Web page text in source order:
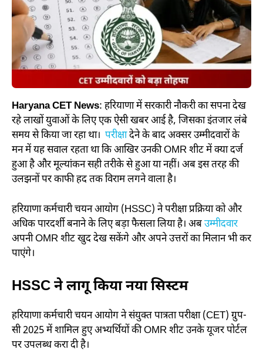
Haryana CET News: हरियाणा में सरकारी नौकरी का सपना देख
रहे लाखों युवाओं के लिए एक ऐसी खबर आई है, जिसका इंतजार लंबे
समय से किया जा रहा था। परीक्षादेने के बाद अक्सर उम्मीदवारों के
मन में यह सवाल रहता था कि आखिर उनकी OMR शीट में क्या दर्ज
हुआ है और मूल्यांकन सही तरीके से हुआ या नहीं। अब इस तरह की
उलझनों पर काफी हद तक विराम लगने वाला है।
हरियाणा कर्मचारी चयन आयोग (HSSC) ने परीक्षा प्रक्रिया को और
अधिक पारदर्शी बनाने के लिए बड़ा फैसला लिया है। अबउम्मीदवार
अपनी OMR शीट खुद देख सकेंगे और अपने उत्तरों का मिलान भी कर
पाएंगे।
HSSC ने लागू किया नया सिस्टम
हरियाणा कर्मचारी चयन आयोग ने संयुक्त पात्रता परीक्षा (CET) ग्रुप-
सी 2025 में शामिल हुए अभ्यर्थियों की OMR शीट उनके यूजर पोर्टल
पर उपलब्ध करा दी है।